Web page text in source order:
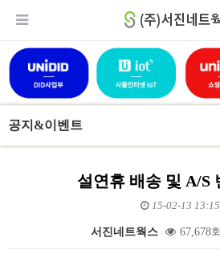
공지&이벤트
설연휴 배송 및 A/S
15-02-13 13:15
서진네트웍스 67,678회